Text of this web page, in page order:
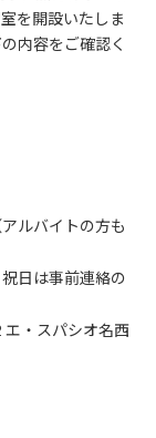
を開設いたしま
内容をご確認く
ルバイトの方も
日は事前連絡の
エ・スパシオ名西